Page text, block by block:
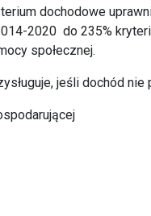
dochodowe
2020 do 235%
społecznej.
jeśli dochód nie